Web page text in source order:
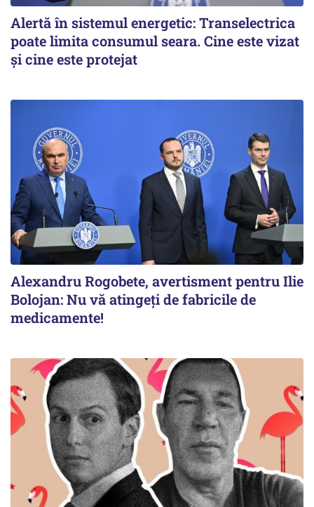
Alertă în sistemul energetic: Transelectrica
poate limita consumul seara. Cine este vizat
și cine este protejat
Alexandru Rogobete, avertisment pentru Ilie
Bolojan: Nu vă atingeți de fabricile de
medicamente!